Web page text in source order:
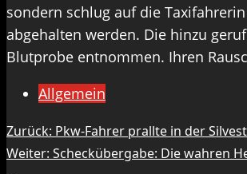
sondern schlug auf die
abgehalten werden. Die hinzu
Blutprobe entnommen. Ihren
Allgemein
Beitragsnavigation
Zurück: Pkw-Fahrer prallte in der
Weiter: Scheckübergabe: Die wahren